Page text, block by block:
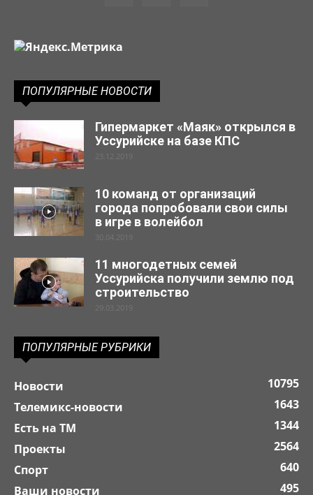
ПОПУЛЯРНЫЕ НОВОСТИ
Гипермаркет «Маяк» открылся в
Уссурийске на базе КПС
23.12.2019
10 команд от организаций
города попробовали свои силы
в игре в волейбол
30.04.2019
11 многодетных семей
Уссурийска получили землю под
строительство
29.03.2019
ПОПУЛЯРНЫЕ РУБРИКИ
Новости
10795
Телемикс-новости
1643
Есть на ТМ
1344
Проекты
2564
Спорт
640
Ваши новости
495